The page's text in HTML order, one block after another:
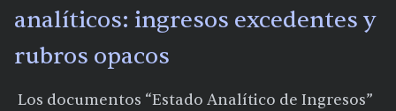
analíticos: ingresos excedentes y
rubros opacos
Los documentos “Estado Analítico de Ingresos”